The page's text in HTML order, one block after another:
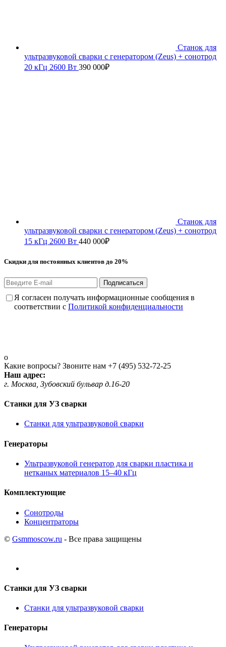
Станок для
ультразвуковой сварки с генератором (Zeus) + сонотрод
20 кГц 2600 Вт 390 000₽
Станок для
ультразвуковой сварки с генератором (Zeus) + сонотрод
15 кГц 2600 Вт 440 000₽
Скидки для постоянных клиентов до 20%
Подписаться
Я согласен получать информационные сообщения в
соответствии с Политикой конфиденциальности
Какие вопросы? Звоните нам +7 (495) 532-72-25
Наш адрес:
г. Москва, Зубовский бульвар д.16-20
Станки для УЗ сварки
Станки для ультразвуковой сварки
Генераторы
Ультразвуковой генератор для сварки пластика и
нетканых материалов 15–40 кГц
Комплектующие
Сонотроды
Концентраторы
© Gsmmoscow.ru - Все права защищены
Станки для УЗ сварки
Станки для ультразвуковой сварки
Генераторы